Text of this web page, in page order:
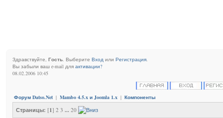
Здравствуйте, Гость. Выберите Вход или Регистрация.
Вы забыли ваш e-mail для активации?
08.02.2006 10:45
Форум Datso.Net | Mambo 4.5.x и Joomla 1.x | Компоненты
Страницы: [1] 2 3 ... 20